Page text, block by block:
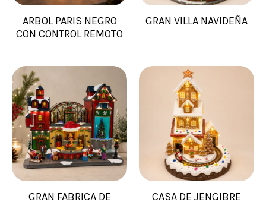
ARBOL PARIS NEGRO
CON CONTROL REMOTO
GRAN VILLA NAVIDEÑA
GRAN FABRICA DE CASA DE JENGIBRE